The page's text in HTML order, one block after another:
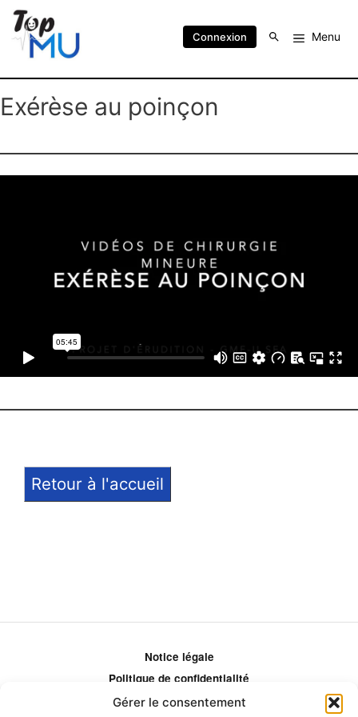
Gérer le consentement
Connexion Menu
Exérèse au poinçon
Retour à l'accueil
Notice légale
Politique de confidentialité
Politique de remboursement